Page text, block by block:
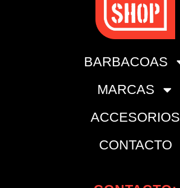
BARBACOAS
MARCAS
ACCESORIOS
CONTACTO